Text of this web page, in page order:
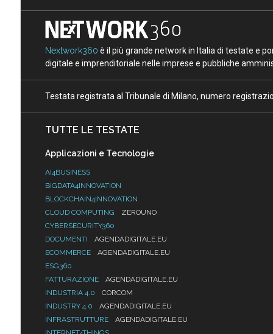
Nextwork360 è il più grande network in Italia di testate e
digitale e imprenditoriale nelle imprese e pubbliche
Testata registrata al Tribunale di Milano, numero
TUTTE LE TESTATE
Applicazioni e Tecnologie
AI4BUSINESS
BIGDATA4INNOVATION
BLOCKCHAIN4INNOVATION
CLOUD COMPUTING
ZEROUNO
CYBERSECURITY360
DOCUMENTI
AGENDADIGITALE.EU
ECOMMERCE
AGENDADIGITALE.EU
ESG360
FATTURAZIONE
AGENDADIGITALE.EU
INDUSTRIA 4.0
CORCOM
INDUSTRY 4.0
AGENDADIGITALE.EU
INFRASTRUTTURE
AGENDADIGITALE.EU